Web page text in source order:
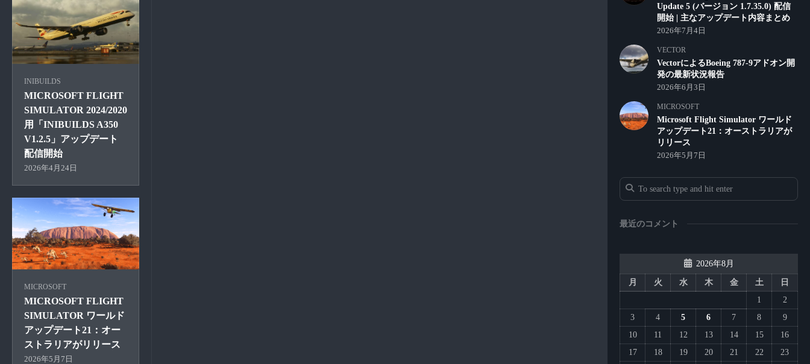
INIBUILDS
MICROSOFT FLIGHT
SIMULATOR 2024/2020
用「INIBUILDS A350
V1.2.5」アップデート
配信開始
2026年4月24日
MICROSOFT
MICROSOFT FLIGHT
SIMULATOR ワールド
アップデート21：オー
ストラリアがリリース
2026年5月7日
Update 5 (バージョン 1.7.35.0) 配信
開始 | 主なアップデート内容まとめ
2026年7月4日
VECTOR
VectorによるBoeing 787-9アドオン開
発の最新状況報告
2026年6月3日
MICROSOFT
Microsoft Flight Simulator ワールド
アップデート21：オーストラリアが
リリース
2026年5月7日
最近のコメント
2026年8月
月 火 水 木 金 土
日
1
2
3
4 5 6 7 8
9
10
11 12 13 14 15
16
17
18 19 20 21 22
23